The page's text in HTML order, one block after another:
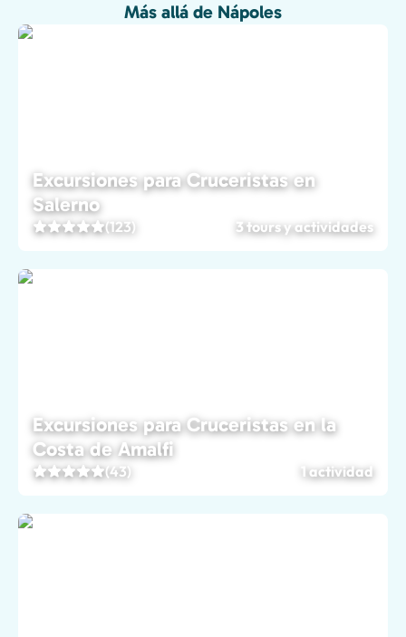
Más allá de Nápoles
Excursiones para Cruceristas en
Salerno
(123) 3 tours y actividades
Excursiones para Cruceristas en la
Costa de Amalfi
(43) 1 actividad